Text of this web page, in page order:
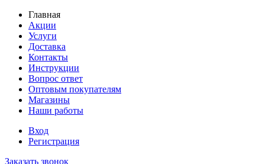
Главная
Акции
Услуги
Доставка
Контакты
Инструкции
Вопрос ответ
Оптовым покупателям
Магазины
Наши работы
Вход
Регистрация
Заказать звонок